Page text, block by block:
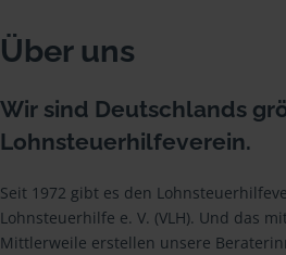
Über uns
Wir sind Deutschlands
Lohnsteuerhilfeverein.
Seit 1972 gibt es den
Lohnsteuerhilfe e. V. (VLH). Und das
Mittlerweile erstellen unsere